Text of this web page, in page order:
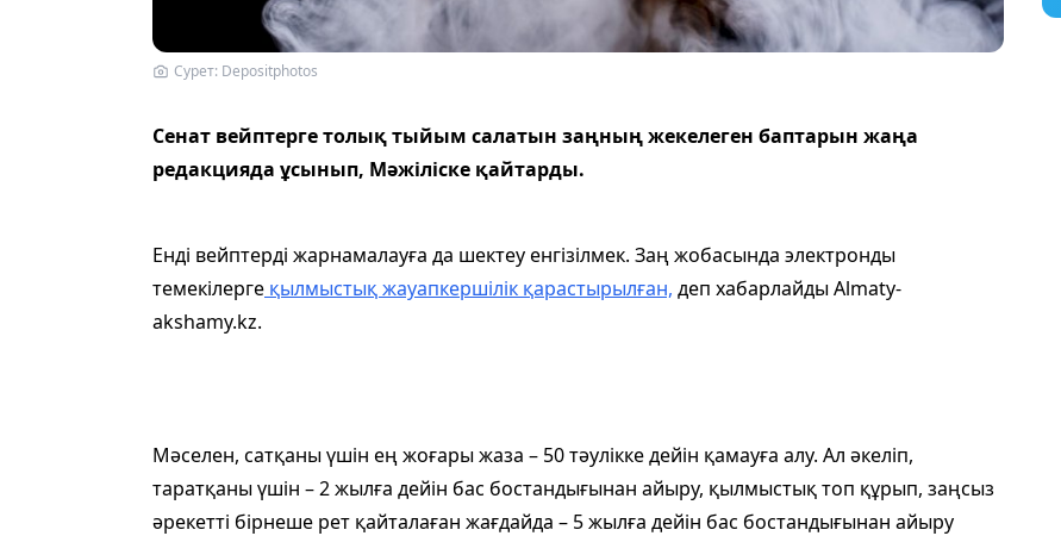
Сурет: Depositphotos
Сенат вейптерге толық тыйым салатын заңның жекелеген баптарын жаңа
редакцияда ұсынып, Мәжіліске қайтарды.
Енді вейптерді жарнамалауға да шектеу енгізілмек. Заң жобасында электронды
темекілерге қылмыстық жауапкершілік қарастырылған, деп хабарлайды Almaty-
akshamy.kz.
Мәселен, сатқаны үшін ең жоғары жаза – 50 тәулікке дейін қамауға алу. Ал әкеліп,
таратқаны үшін – 2 жылға дейін бас бостандығынан айыру, қылмыстық топ құрып, заңсыз
әрекетті бірнеше рет қайталаған жағдайда – 5 жылға дейiн бас бостандығынан айыру